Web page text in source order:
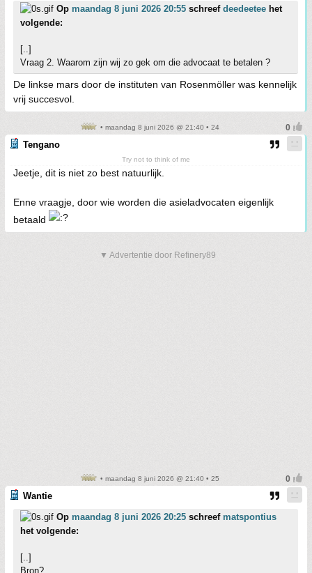
Op maandag 8 juni 2026 20:55 schreef deedeetee het
volgende:
[..]
Vraag 2. Waarom zijn wij zo gek om die advocaat te betalen ?
De linkse mars door de instituten van Rosenmöller was kennelijk
vrij succesvol.
• maandag 8 juni 2026 @ 21:40 • 24
Tengano
Try not to think of me
Jeetje, dit is niet zo best natuurlijk.
Enne vraagje, door wie worden die asieladvocaten eigenlijk
betaald
▼ Advertentie door Refinery89
• maandag 8 juni 2026 @ 21:40 • 25
Wantie
Op maandag 8 juni 2026 20:25 schreef matspontius
het volgende:
[..]
Bron?